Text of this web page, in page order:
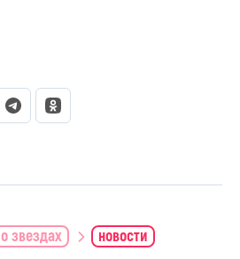
звездах новости